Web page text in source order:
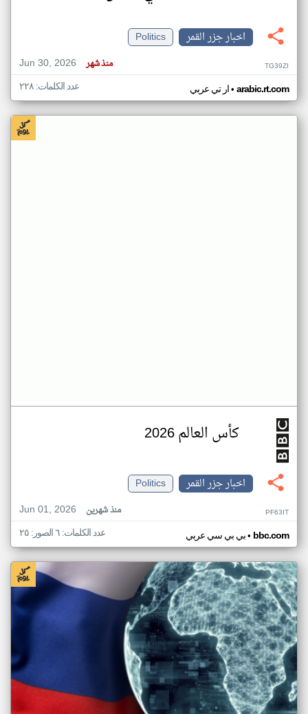
اخبار جزر القمر
Politics
Jun 30, 2026
منذ شهر TG39ZI
ار تي عربي• arabic.rt.com عدد الكلمات: ٢٢٨
كأس العالم 2026
اخبار جزر القمر
Politics
Jun 01, 2026
منذ شهرين PF63IT
بي بي سي عربي• bbc.com عدد الكلمات: ٦ الصور: ٢٥